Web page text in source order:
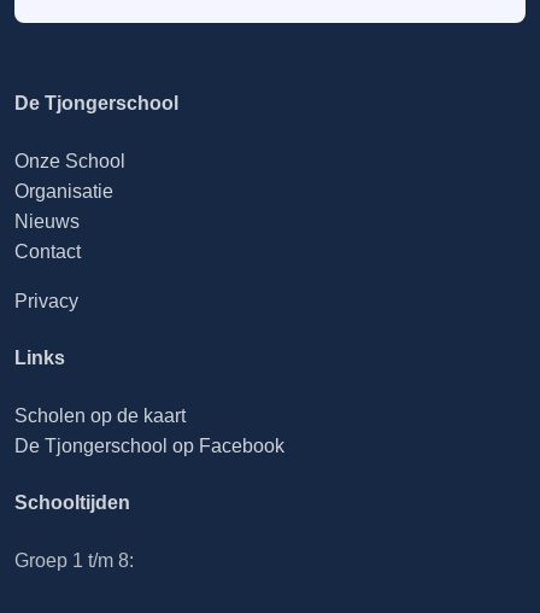
De Tjongerschool
Onze School
Organisatie
Nieuws
Contact
Privacy
Links
Scholen op de kaart
De Tjongerschool op Facebook
Schooltijden
Groep 1 t/m 8: